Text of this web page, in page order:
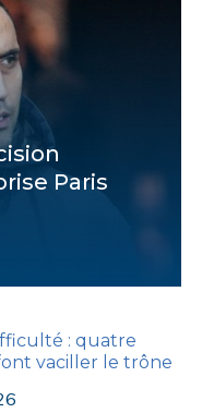
Paris
: quatre
vaciller le trône